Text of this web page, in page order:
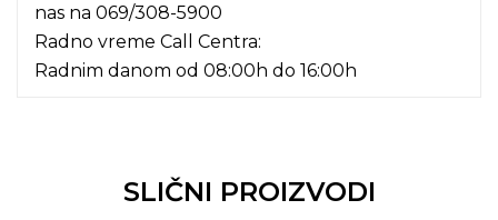
nas na 069/308-5900
Radno vreme Call Centra:
Radnim danom od 08:00h do 16:00h
SLIČNI PROIZVODI